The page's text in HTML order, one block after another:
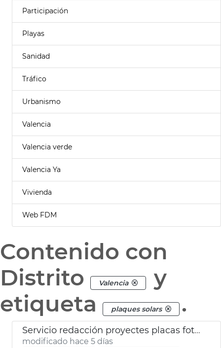
Participación
Playas
Sanidad
Tráfico
Urbanismo
Valencia
Valencia verde
Valencia Ya
Vivienda
Web FDM
Contenido con
Distrito
Valencia
y
etiqueta
plaques solars .
Servicio redacción proyectes placas fotovoltaicas edificios municipales València
modificado hace 5 días